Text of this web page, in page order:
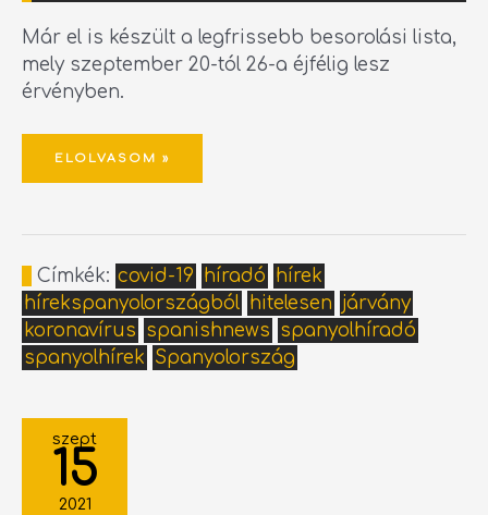
Már el is készült a legfrissebb besorolási lista,
mely szeptember 20-tól 26-a éjfélig lesz
érvényben.
ELOLVASOM »
Címkék: covid-19 híradó hírek
hírekspanyolországból hitelesen járvány
koronavírus spanishnews spanyolhíradó
spanyolhírek Spanyolország
szept
15
2021
RÉGIÓS
KALAUZ
–
37.
HÉT